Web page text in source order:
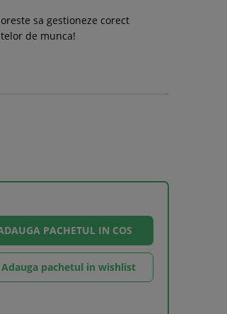
sa gestioneze corect
de munca!
Adauga pachetul in wishlist